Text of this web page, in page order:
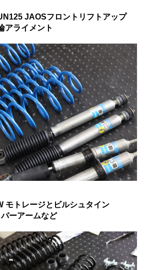
JAOSフロントリフトアップ
アライメント
モトレージとビルシュタイン
ーアームなど